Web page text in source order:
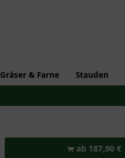
Gräser & Farne Stauden
ab 187,90 €